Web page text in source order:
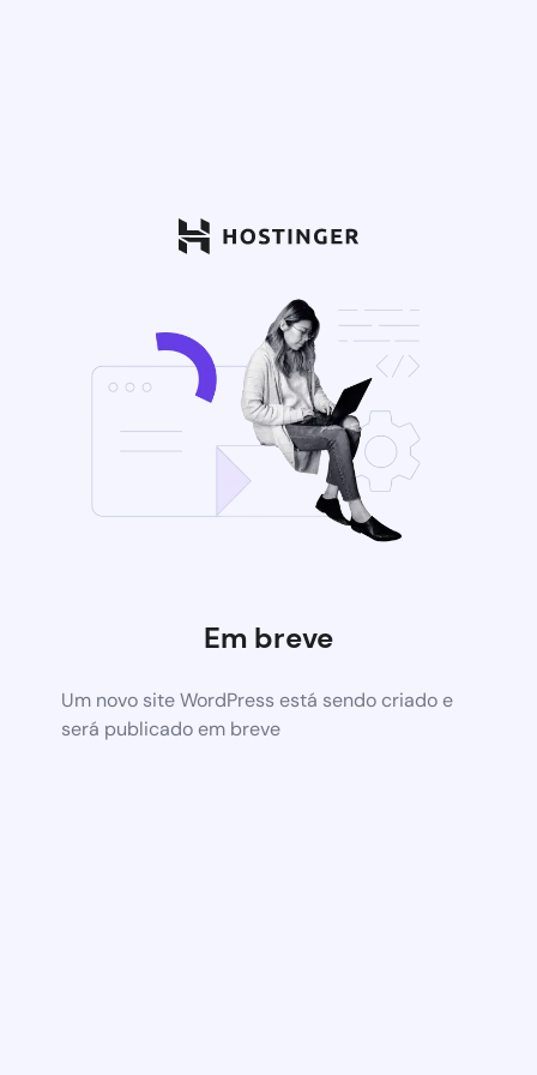
Em breve
Um novo site WordPress está sendo criado e
será publicado em breve